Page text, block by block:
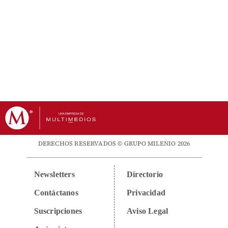
DERECHOS RESERVADOS © GRUPO MILENIO 2026
Newsletters
Contáctanos
Suscripciones
Directorio
Privacidad
Aviso Legal